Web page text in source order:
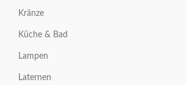
Kränze
Küche & Bad
Lampen
Laternen